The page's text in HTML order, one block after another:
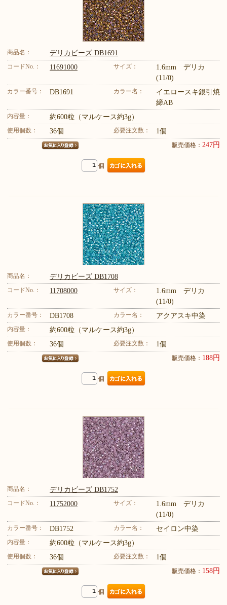
商品名： デリカビーズ DB1691
コードNo.： 11691000 サイズ：
1.6mm デリカ
(11/0)
カラー番号： DB1691 カラー名：
イエロースキ銀引焼
締AB
内容量： 約600粒（マルケース約3g）
使用個数： 36個 必要注文数： 1個
販売価格： 247円
個
商品名： デリカビーズ DB1708
コードNo.： 11708000 サイズ：
1.6mm デリカ
(11/0)
カラー番号： DB1708 カラー名： アクアスキ中染
内容量： 約600粒（マルケース約3g）
使用個数： 36個 必要注文数： 1個
販売価格： 188円
個
商品名： デリカビーズ DB1752
コードNo.： 11752000 サイズ：
1.6mm デリカ
(11/0)
カラー番号： DB1752 カラー名： セイロン中染
内容量： 約600粒（マルケース約3g）
使用個数： 36個 必要注文数： 1個
販売価格： 158円
個